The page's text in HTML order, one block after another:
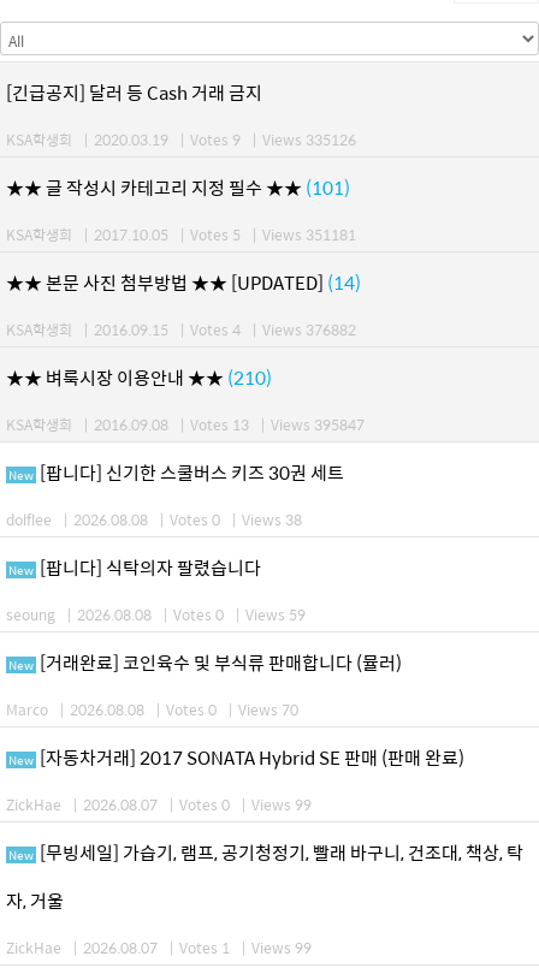
[긴급공지] 달러 등 Cash 거래 금지
KSA학생회 | 2020.03.19 | Votes 9 | Views 335126
★★ 글 작성시 카테고리 지정 필수 ★★ (101)
KSA학생회 | 2017.10.05 | Votes 5 | Views 351181
★★ 본문 사진 첨부방법 ★★ [UPDATED] (14)
KSA학생회 | 2016.09.15 | Votes 4 | Views 376882
★★ 벼룩시장 이용안내 ★★ (210)
KSA학생회 | 2016.09.08 | Votes 13 | Views 395847
New [팝니다] 신기한 스쿨버스 키즈 30권 세트
dolflee | 2026.08.08 | Votes 0 | Views 38
New [팝니다] 식탁의자 팔렸습니다
seoung | 2026.08.08 | Votes 0 | Views 59
New [거래완료] 코인육수 및 부식류 판매합니다 (뮬러)
Marco | 2026.08.08 | Votes 0 | Views 70
New [자동차거래] 2017 SONATA Hybrid SE 판매 (판매 완료)
ZickHae | 2026.08.07 | Votes 0 | Views 99
New [무빙세일] 가습기, 램프, 공기청정기, 빨래 바구니, 건조대, 책상, 탁
자, 거울
ZickHae | 2026.08.07 | Votes 1 | Views 99